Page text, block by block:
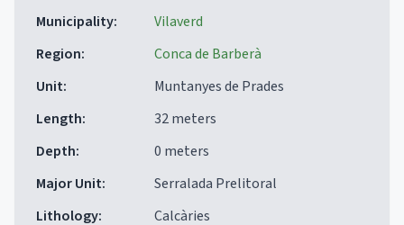
Municipality:
Vilaverd
Region:
Conca de Barberà
Unit:
Muntanyes de Prades
Length:
32 meters
Depth:
0 meters
Major Unit:
Serralada Prelitoral
Lithology:
Calcàries